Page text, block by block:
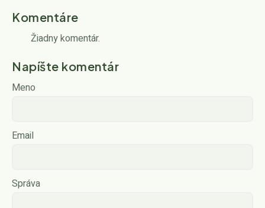
Komentáre
Žiadny komentár.
Napíšte komentár
Meno
Email
Správa